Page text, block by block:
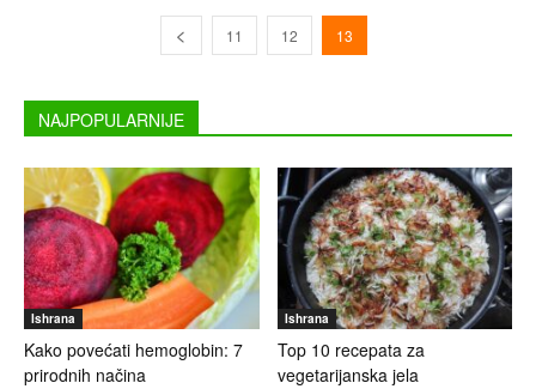
11 12 13
NAJPOPULARNIJE
Ishrana
Kako povećati hemoglobin: 7
prirodnih načina
Ishrana
Top 10 recepata za
vegetarijanska jela